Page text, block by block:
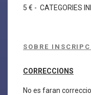
5 € - CATEGORIES
SOBRE
CORRECCIONS
No es faran